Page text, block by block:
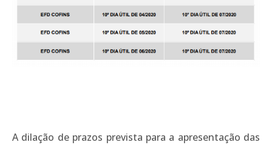
A dilação de prazos prevista para a apresentação das